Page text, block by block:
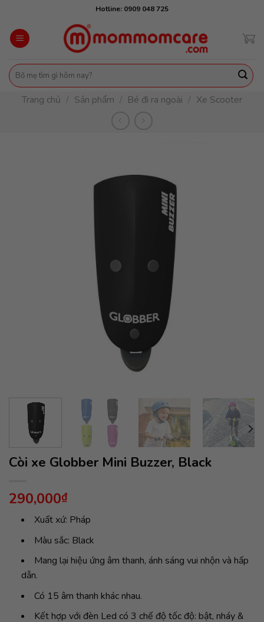
content
Hotline: 0909 048 725
Tìm
kiếm:
Trang chủ / Sản phẩm / Bé đi ra ngoài / Xe Scooter
Còi xe Globber Mini Buzzer, Black
290,000₫
Xuất xứ: Pháp
Màu sắc: Black
Mang lại hiệu ứng âm thanh, ánh sáng vui nhộn và hấp
dẫn.
Có 15 âm thanh khác nhau.
Kết hợp với đèn Led có 3 chế độ tốc độ: bật, nháy &